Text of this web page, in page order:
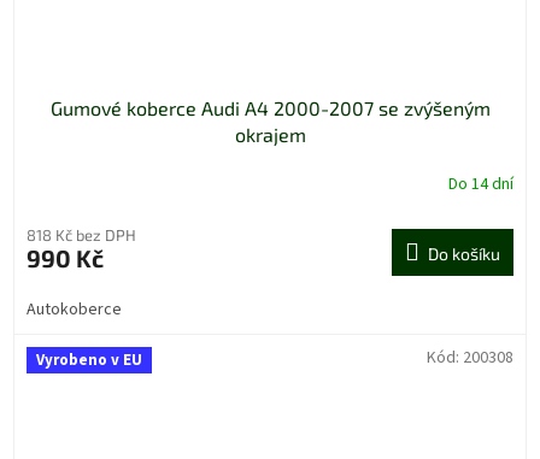
Gumové koberce Audi A4 2000-2007 se zvýšeným
okrajem
produktu
je
z
hvězdiček.
Do 14 dní
818 Kč bez DPH
990 Kč Do košíku
Autokoberce
Vyrobeno v EU Kód: 200308